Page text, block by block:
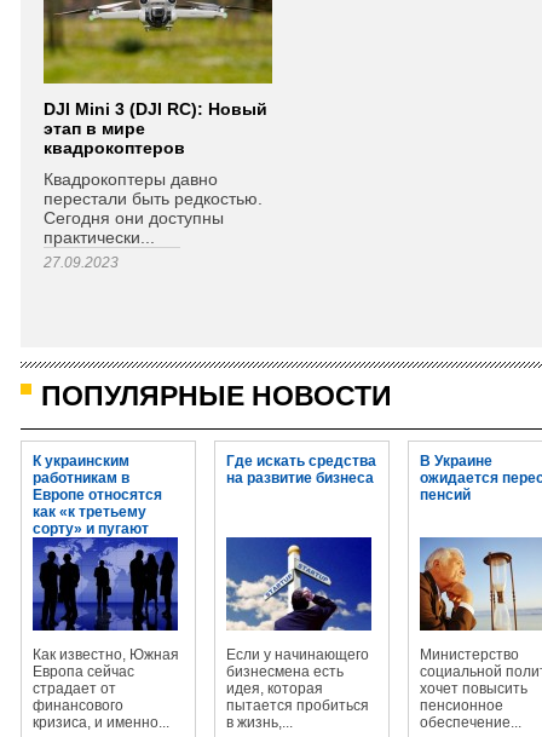
DJI Mini 3 (DJI RC): Новый
этап в мире
квадрокоптеров
Квадрокоптеры давно
перестали быть редкостью.
Сегодня они доступны
практически...
27.09.2023
ПОПУЛЯРНЫЕ НОВОСТИ
К украинским
работникам в
Европе относятся
как «к третьему
сорту» и пугают
огромными
штрафами
Как известно, Южная
Европа сейчас
страдает от
финансового
кризиса, и именно...
Где искать средства
на развитие бизнеса
Если у начинающего
бизнесмена есть
идея, которая
пытается пробиться
в жизнь,...
В Украине
ожидается
пенсий
Министерство
социальной
хочет повысить
пенсионное
обеспечение...